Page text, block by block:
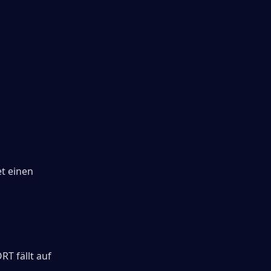
einen
fällt auf